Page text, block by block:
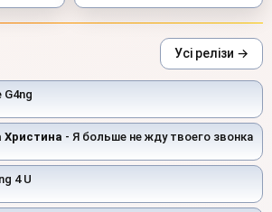
Усі релізи →
G4ng
Христина - Я больше не жду твоего звонка
4 U